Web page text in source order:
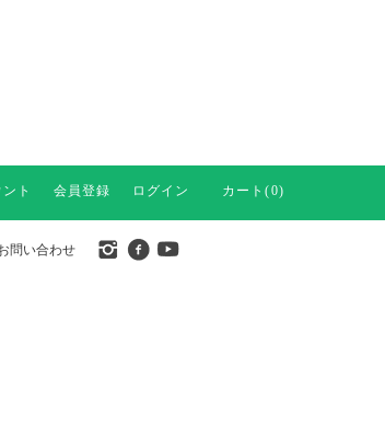
ト 会員登録 ログイン カート(0)
問い合わせ